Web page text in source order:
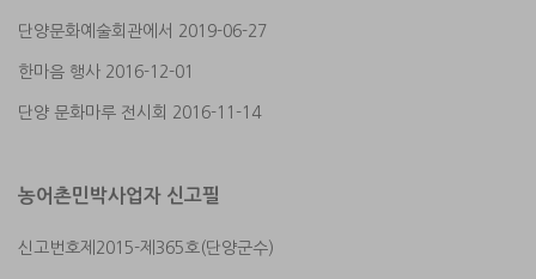
단양문화예술회관에서 2019-06-27
한마음 행사 2016-12-01
단양 문화마루 전시회 2016-11-14
농어촌민박사업자 신고필
신고번호제2015-제365호(단양군수)